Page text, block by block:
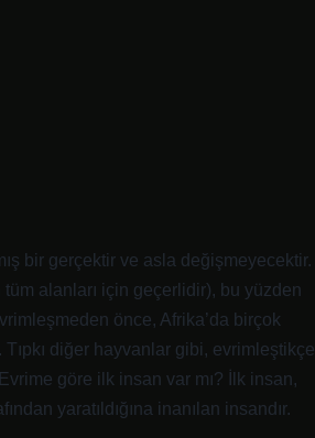
bir gerçektir ve asla değişmeyecektir.
alanları için geçerlidir), bu yüzden
önce, Afrika’da birçok
diğer hayvanlar gibi, evrimleştikçe
göre ilk insan var mı? İlk insan,
yaratıldığına inanılan insandır.